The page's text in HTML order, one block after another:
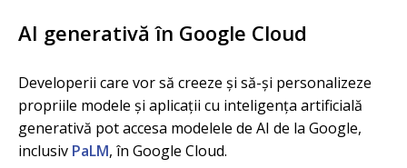
AI generativă în Google Cloud
Developerii care vor să creeze și să-și personalizeze
propriile modele și aplicații cu inteligența artificială
generativă pot accesa modelele de AI de la Google,
inclusiv PaLM, în Google Cloud.